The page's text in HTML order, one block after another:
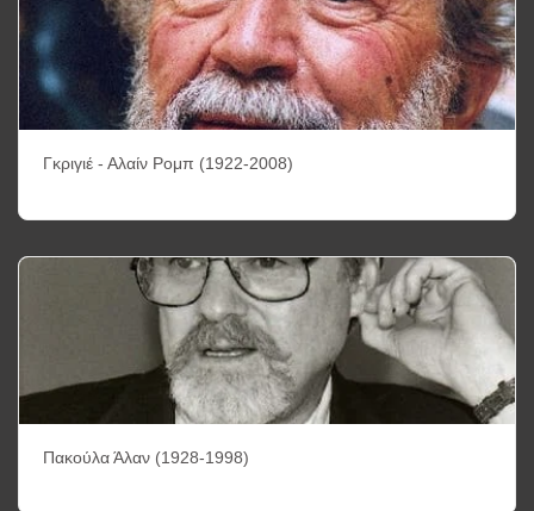
Γκριγιέ - Αλαίν Ρομπ (1922-2008)
Πακούλα Άλαν (1928-1998)